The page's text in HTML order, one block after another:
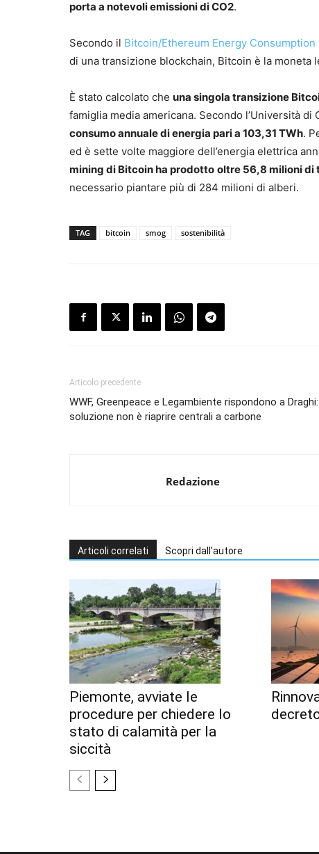
porta a notevoli emissioni di CO2.
Secondo il Bitcoin/Ethereum Energy
di una transizione blockchain, Bitcoin è la
È stato calcolato che una singola transizione
famiglia media americana. Secondo l’Università di
consumo annuale di energia pari a 103,31 TWh.
ed è sette volte maggiore dell’energia elettrica
mining di Bitcoin ha prodotto oltre 56,8 milioni di
necessario piantare più di 284 milioni di alberi.
TAG bitcoin smog sostenibilità
Articolo precedente
WWF, Greenpeace e Legambiente rispondono a
soluzione non è riaprire centrali a carbone
Redazione
Articoli correlati Scopri dall'autore
Piemonte, avviate le
procedure per chiedere lo
stato di calamità per la
siccità